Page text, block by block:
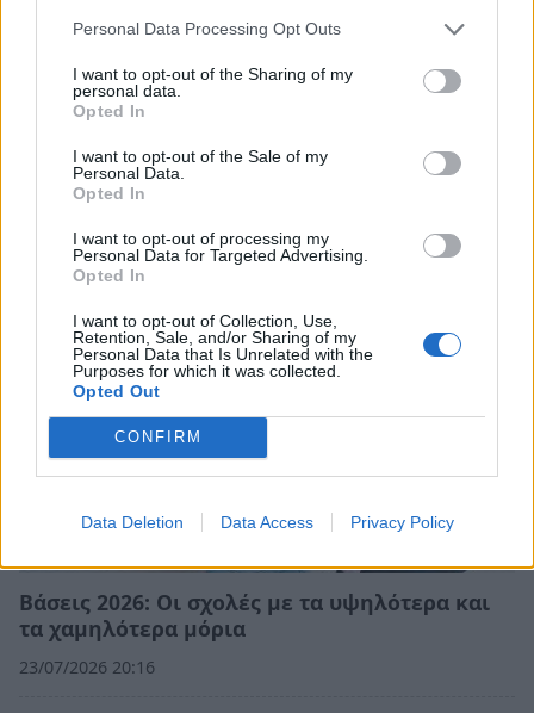
Personal Data Processing Opt Outs
I want to opt-out of the Sharing of my
personal data.
Opted In
I want to opt-out of the Sale of my
Personal Data.
Opted In
I want to opt-out of processing my
Personal Data for Targeted Advertising.
Opted In
I want to opt-out of Collection, Use,
Retention, Sale, and/or Sharing of my
Personal Data that Is Unrelated with the
Purposes for which it was collected.
Opted Out
CONFIRM
Data Deletion Data Access Privacy Policy
Ψηφιακών Συστημάτων στις Πανελλαδικές –
Δείτε γιατί
25/07/2026 09:07
Βάσεις 2026: Οι σχολές με τα υψηλότερα και
τα χαμηλότερα μόρια
23/07/2026 20:16